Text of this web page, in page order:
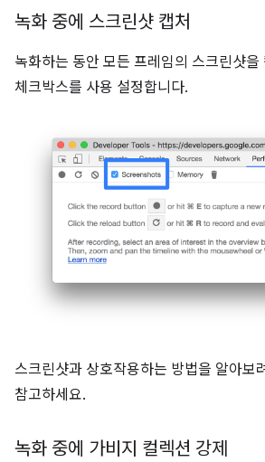
녹화 중에 스크린샷 캡처
녹화하는 동안 모든 프레임의 스크린샷을
체크박스를 사용 설정합니다.
스크린샷과 상호작용하는 방법을 알아보
참고하세요.
녹화 중에 가비지 컬렉션 강제